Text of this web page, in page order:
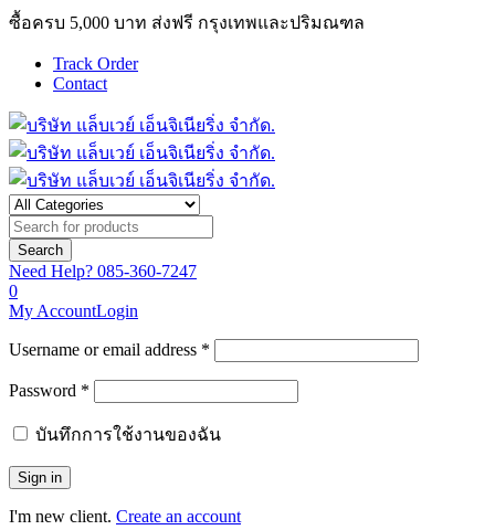
ซื้อครบ 5,000 บาท ส่งฟรี กรุงเทพและปริมณฑล
Track Order
Contact
Need Help? 085-360-7247
0
My AccountLogin
Username or email address *
Password *
บันทึกการใช้งานของฉัน
I'm new client. Create an account